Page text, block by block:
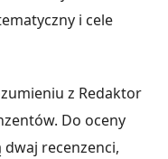
i cele
z Redaktor
Do oceny
recenzenci,